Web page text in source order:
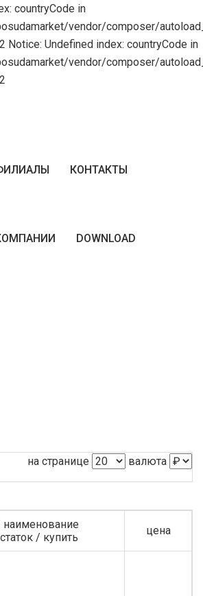
countryCode in
vendor/composer/
Notice: Undefined index: countryCode in
vendor/composer/
КОНТАКТЫ
DOWNLOAD
на странице валюта
наименование
/ купить
цена